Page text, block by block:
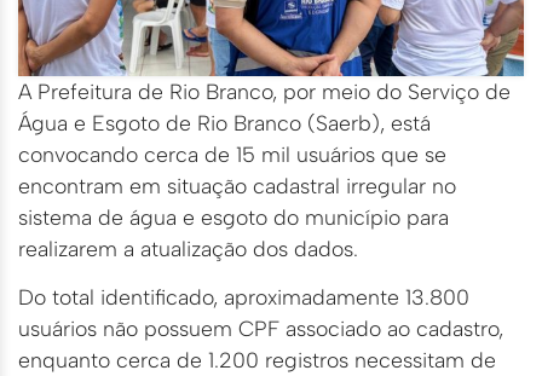
A Prefeitura de Rio Branco, por meio do Serviço de
Água e Esgoto de Rio Branco (Saerb), está
convocando cerca de 15 mil usuários que se
encontram em situação cadastral irregular no
sistema de água e esgoto do município para
realizarem a atualização dos dados.
Do total identificado, aproximadamente 13.800
usuários não possuem CPF associado ao cadastro,
enquanto cerca de 1.200 registros necessitam de